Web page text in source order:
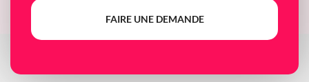
FAIRE UNE DEMANDE